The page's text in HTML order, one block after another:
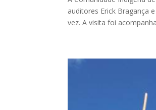
auditores Erick Bragança
vez. A visita foi